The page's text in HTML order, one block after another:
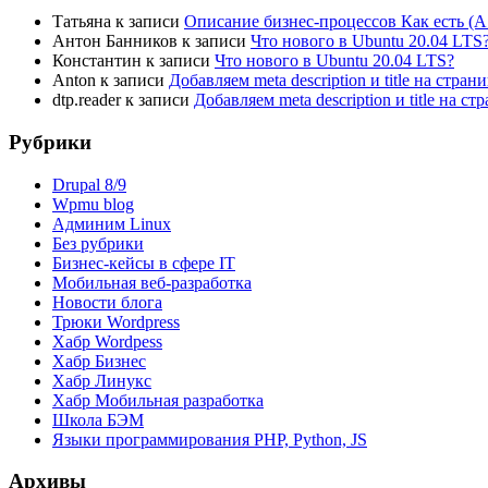
Татьяна к записи Описание бизнес-процессов Как есть
Антон Банников к записи Что нового в Ubuntu 20.04
Константин к записи Что нового в Ubuntu 20.04 LTS?
Anton к записи Добавляем meta description и title на
dtp.readerк записи Добавляем meta description и title на
Рубрики
Drupal 8/9
Wpmu blog
Админим Linux
Без рубрики
Бизнес-кейсы в сфере IT
Мобильная веб-разработка
Новости блога
Трюки Wordpress
Хабр Wordpess
Хабр Бизнес
Хабр Линукс
Хабр Мобильная разработка
Школа БЭМ
Языки программирования PHP, Python, JS
Архивы